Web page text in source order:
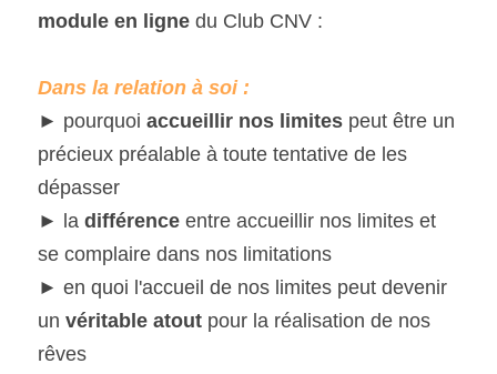
module en ligne du Club CNV :
Dans la relation à soi :
► pourquoi accueillir nos limites peut être un
précieux préalable à toute tentative de les
dépasser
► la différence entre accueillir nos limites et
se complaire dans nos limitations
► en quoi l'accueil de nos limites peut devenir
un véritable atout pour la réalisation de nos
rêves